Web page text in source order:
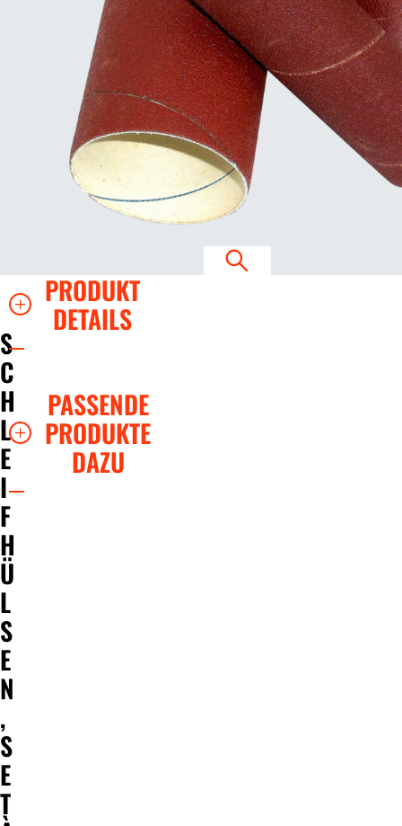
S
C
H
L
E
I
F
H
Ü
L
S
E
N
,
S
E
T
PRODUKT
DETAILS
PASSENDE
PRODUKTE
DAZU